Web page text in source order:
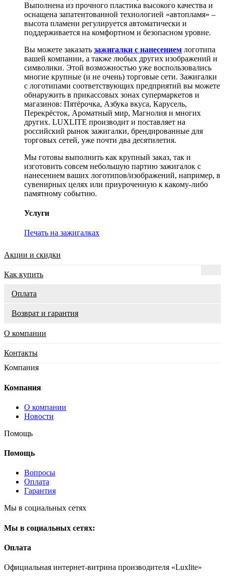
Выполнена из прочного пластика высокого качества и
оснащена запатентованной технологией «автопламя» –
высота пламени регулируется автоматически и
поддерживается на комфортном и безопасном уровне.
Вы можете заказать зажигалки с нанесением логотипа
вашей компании, а также любых других изображений и
символики. Этой возможностью уже воспользовались
многие крупные (и не очень) торговые сети. Зажигалки
с логотипами соответствующих предприятий вы можете
обнаружить в прикассовых зонах супермаркетов и
магазинов: Пятёрочка, Азбука вкуса, Карусель,
Перекрёсток, Ароматный мир, Магнолия и многих
других. LUXLITE производит и поставляет на
российский рынок зажигалки, брендированные для
торговых сетей, уже почти два десятилетия.
Мы готовы выполнить как крупный заказ, так и
изготовить совсем небольшую партию зажигалок с
нанесением ваших логотипов/изображений, например, в
сувенирных целях или приуроченную к какому-либо
памятному событию.
Услуги
Печать на зажигалках
Акции и скидки
Как купить
Оплата
Возврат и гарантия
О компании
Контакты
Компания
Компания
О компании
Новости
Помощь
Помощь
Вопросы
Оплата
Гарантия
Мы в социальных сетях
Мы в социальных сетях:
Оплата
Официальная интернет-витрина производителя «Luxlite»